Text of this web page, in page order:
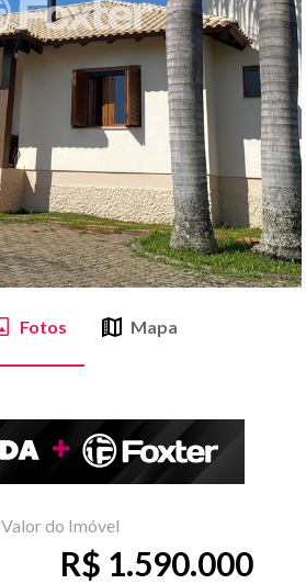
Fotos Mapa
Valor do Imóvel
R$ 1.590.000